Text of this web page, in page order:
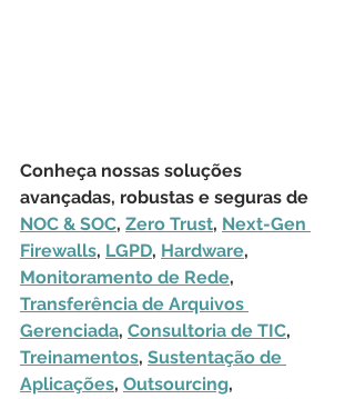
Conheça nossas soluções
avançadas, robustas e seguras de
NOC & SOC, Zero Trust, Next-Gen
Firewalls, LGPD, Hardware,
Monitoramento de Rede,
Transferência de Arquivos
Gerenciada, Consultoria de TIC,
Treinamentos, Sustentação de
Aplicações, Outsourcing,